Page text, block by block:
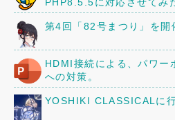
第4回「82号まつり」を開
HDMI接続による、パワー
への対策。
YOSHIKI CLASSICALに行